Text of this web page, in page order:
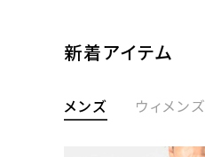
新着アイテム
メンズ ウィメンズ